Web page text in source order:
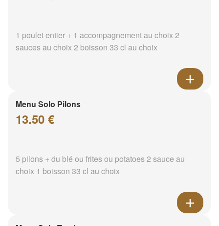
1 poulet entier + 1 accompagnement au choix 2
sauces au choix 2 boisson 33 cl au choix
Menu Solo Pilons
13.50 €
5 pilons + du blé ou frites ou potatoes 2 sauce au
choix 1 boisson 33 cl au choix